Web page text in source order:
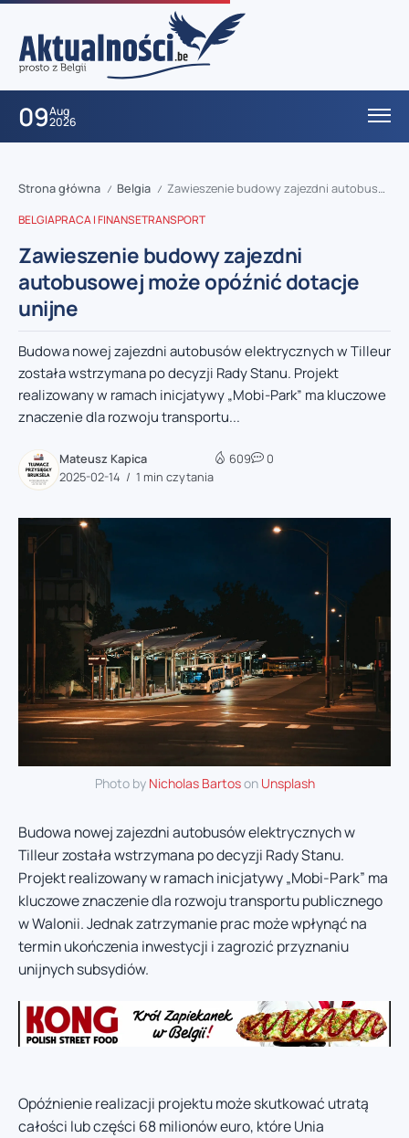
09Aug
2026
Strona główna / Belgia / Zawieszenie budowy zajezdni autobusowej może opóźnić dotacje unijne
BELGIAPRACA I FINANSETRANSPORT
Zawieszenie budowy zajezdni
autobusowej może opóźnić dotacje
unijne
Budowa nowej zajezdni autobusów elektrycznych w Tilleur
została wstrzymana po decyzji Rady Stanu. Projekt
realizowany w ramach inicjatywy „Mobi-Park” ma kluczowe
znaczenie dla rozwoju transportu...
Mateusz Kapica
2025-02-14
1 min czytania
609 0
Photo by Nicholas Bartoson Unsplash
Budowa nowej zajezdni autobusów elektrycznych w
Tilleur została wstrzymana po decyzji Rady Stanu.
Projekt realizowany w ramach inicjatywy „Mobi-Park” ma
kluczowe znaczenie dla rozwoju transportu publicznego
w Walonii. Jednak zatrzymanie prac może wpłynąć na
termin ukończenia inwestycji i zagrozić przyznaniu
unijnych subsydiów.
Opóźnienie realizacji projektu może skutkować utratą
całości lub części 68 milionów euro, które Unia